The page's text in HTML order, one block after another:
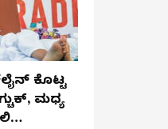
ಕೊಟ್ಟ
ಮಧ್ಯ